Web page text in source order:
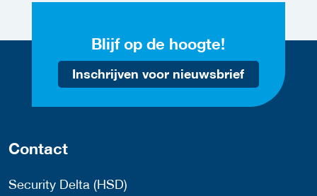
Blijf op de hoogte!
Inschrijven voor nieuwsbrief
Contact
Security Delta (HSD)